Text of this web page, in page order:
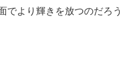
でより輝きを放つのだろう